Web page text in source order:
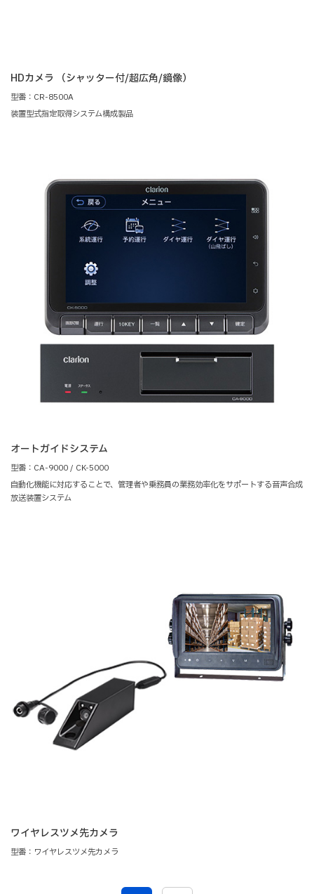
HDカメラ （シャッター付/超広角/鏡像）
型番：CR-8500A
装置型式指定取得システム構成製品
オートガイドシステム
型番：CA-9000 / CK-5000
自動化機能に対応することで、管理者や乗務員の業務効率化をサポートする音声合成
放送装置システム
ワイヤレスツメ先カメラ
型番：ワイヤレスツメ先カメラ